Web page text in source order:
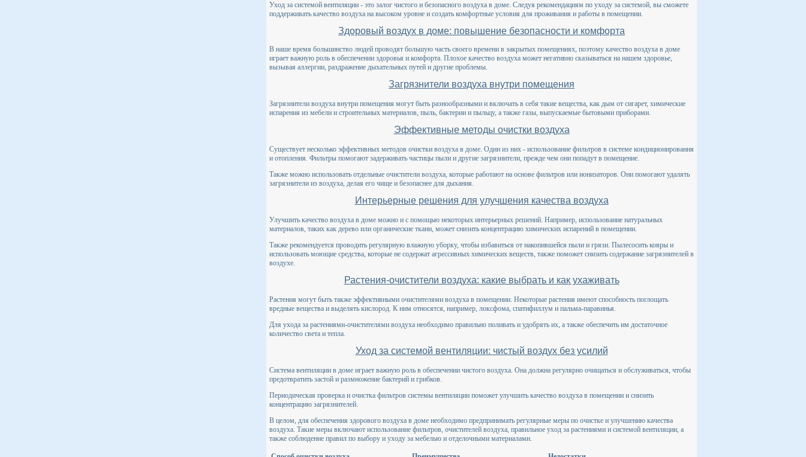
Уход за системой вентиляции - это залог чистого и безопасного воздуха в доме. Следуя рекомендациям по уходу за системой, вы сможете
поддерживать качество воздуха на высоком уровне и создать комфортные условия для проживания и работы в помещении.
Здоровый воздух в доме: повышение безопасности и комфорта
В наше время большинство людей проводят большую часть своего времени в закрытых помещениях, поэтому качество воздуха в доме
играет важную роль в обеспечении здоровья и комфорта. Плохое качество воздуха может негативно сказываться на нашем здоровье,
вызывая аллергии, раздражение дыхательных путей и другие проблемы.
Загрязнители воздуха внутри помещения
Загрязнители воздуха внутри помещения могут быть разнообразными и включать в себя такие вещества, как дым от сигарет, химические
испарения из мебели и строительных материалов, пыль, бактерии и пыльцу, а также газы, выпускаемые бытовыми приборами.
Эффективные методы очистки воздуха
Существует несколько эффективных методов очистки воздуха в доме. Один из них - использование фильтров в системе кондиционирования
и отопления. Фильтры помогают задерживать частицы пыли и другие загрязнители, прежде чем они попадут в помещение.
Также можно использовать отдельные очистители воздуха, которые работают на основе фильтров или ионизаторов. Они помогают удалять
загрязнители из воздуха, делая его чище и безопаснее для дыхания.
Интерьерные решения для улучшения качества воздуха
Улучшить качество воздуха в доме можно и с помощью некоторых интерьерных решений. Например, использование натуральных
материалов, таких как дерево или органические ткани, может снизить концентрацию химических испарений в помещении.
Также рекомендуется проводить регулярную влажную уборку, чтобы избавиться от накопившейся пыли и грязи. Пылесосить ковры и
использовать моющие средства, которые не содержат агрессивных химических веществ, также поможет снизить содержание загрязнителей в
воздухе.
Растения-очистители воздуха: какие выбрать и как ухаживать
Растения могут быть также эффективными очистителями воздуха в помещении. Некоторые растения имеют способность поглощать
вредные вещества и выделять кислород. К ним относятся, например, локсфома, спатифиллум и пальма-паравинья.
Для ухода за растениями-очистителями воздуха необходимо правильно поливать и удобрять их, а также обеспечить им достаточное
количество света и тепла.
Уход за системой вентиляции: чистый воздух без усилий
Система вентиляции в доме играет важную роль в обеспечении чистого воздуха. Она должна регулярно очищаться и обслуживаться, чтобы
предотвратить застой и размножение бактерий и грибков.
Периодическая проверка и очистка фильтров системы вентиляции поможет улучшить качество воздуха в помещении и снизить
концентрацию загрязнителей.
В целом, для обеспечения здорового воздуха в доме необходимо предпринимать регулярные меры по очистке и улучшению качества
воздуха. Такие меры включают использование фильтров, очистителей воздуха, правильное уход за растениями и системой вентиляции, а
также соблюдение правил по выбору и уходу за мебелью и отделочными материалами.